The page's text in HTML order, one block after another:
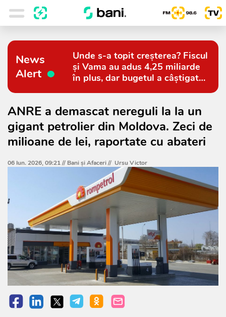
News
Alert
Unde s-a topit creșterea? Fiscul
și Vama au adus 4,25 miliarde
în plus, dar bugetul a câștigat
ANRE a demascat nereguli la la un
gigant petrolier din Moldova. Zeci de
milioane de lei, raportate cu abateri
06 Iun. 2026, 09:21 // Bani și Afaceri// Ursu Victor